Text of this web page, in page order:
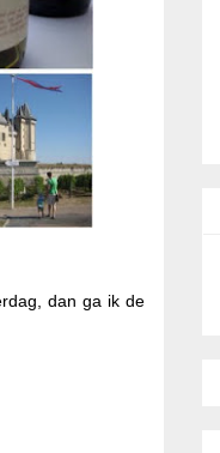
dan ga ik de